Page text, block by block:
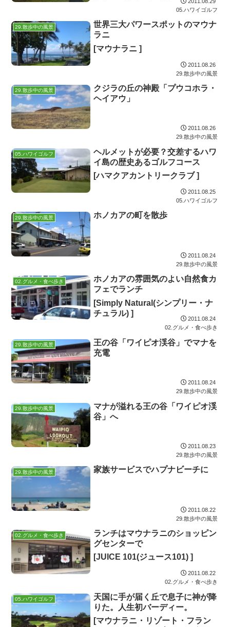
05.ハワイゴルフ
29.散歩中の風景
世界三大パワースポットのマウナ
ラニ
[マウナラニ ]
2011.08.26
29.散歩中の風景
29.散歩中の風景
クジラの丘の神殿「プウコホラ・
ヘイアウ」
2011.08.26
29.散歩中の風景
05.ハワイゴルフ
ヘルメットが必要？交差するハワ
イ島の歴史あるゴルフコース
[ハマクアカントリークラブ ]
2011.08.25
05.ハワイゴルフ
29.散歩中の風景 ホノカアの町を散歩
2011.08.24
29.散歩中の風景
02.グルメ・食べ歩き
ホノカアの雰囲気のよい自然食カ
フェでランチ
[Simply Natural(シンプリー・ナ
チュラル) ]
2011.08.24
02.グルメ・食べ歩き
29.散歩中の風景
王の谷「ワイピオ渓谷」でマナを
充電
2011.08.24
29.散歩中の風景
29.散歩中の風景
マナが溢れる王の谷「ワイピオ渓
谷」へ
2011.08.23
29.散歩中の風景
29.散歩中の風景 家族サービスでハプナビーチに
2011.08.22
29.散歩中の風景
02.グルメ・食べ歩き
ランチはマウナラニのショッピン
グセンターで
[JUICE 101(ジュース101) ]
2011.08.22
02.グルメ・食べ歩き
05.ハワイゴルフ
天国に手が届く丘で息子に神が降
りた。人生初バーディー。
[マウナラニ・リゾート・フラン